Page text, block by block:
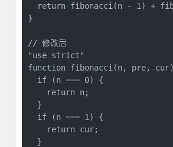
return fibonacci(n - 1) +
}
// 修改后
"use strict"
function fibonacci(n, pre,
  if (n === 0) {
    return n;
  }
  if (n === 1) {
    return cur;
  }